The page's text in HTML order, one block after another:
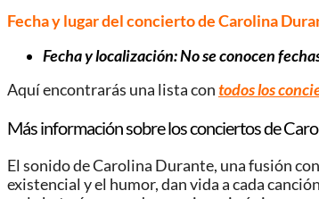
Fecha y lugar del concierto de Carolina
Fecha y localización: No se conocen
Aquí encontrarás una lista contodos los
Más información sobre los conciertos de
El sonido de Carolina Durante, una fusión
existencial y el humor, dan vida a cada